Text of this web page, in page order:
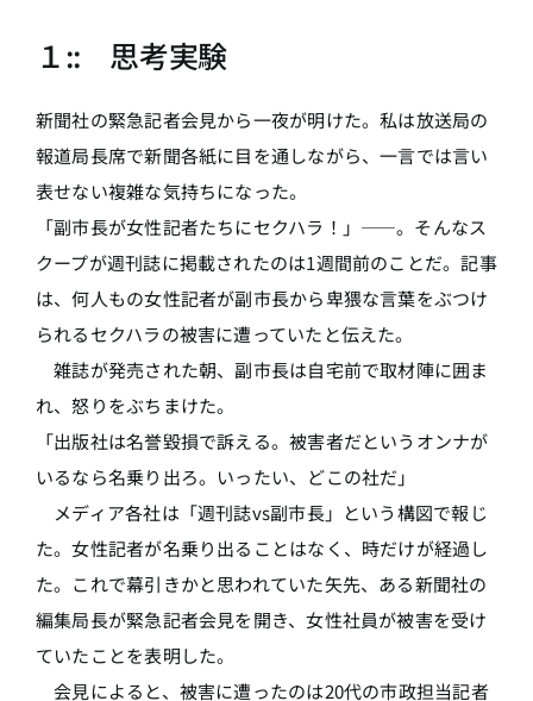
１:: 思考実験
新聞社の緊急記者会見から一夜が明けた。私は放送局の
報道局長席で新聞各紙に目を通しながら、一言では言い
表せない複雑な気持ちになった。
「副市長が女性記者たちにセクハラ！」――。そんなス
クープが週刊誌に掲載されたのは1週間前のことだ。記事
は、何人もの女性記者が副市長から卑猥な言葉をぶつけ
られるセクハラの被害に遭っていたと伝えた。
雑誌が発売された朝、副市長は自宅前で取材陣に囲ま
れ、怒りをぶちまけた。
「出版社は名誉毀損で訴える。被害者だというオンナが
いるなら名乗り出ろ。いったい、どこの社だ」
メディア各社は「週刊誌vs副市長」という構図で報じ
た。女性記者が名乗り出ることはなく、時だけが経過し
た。これで幕引きかと思われていた矢先、ある新聞社の
編集局長が緊急記者会見を開き、女性社員が被害を受け
ていたことを表明した。
会見によると、被害に遭ったのは20代の市政担当記者